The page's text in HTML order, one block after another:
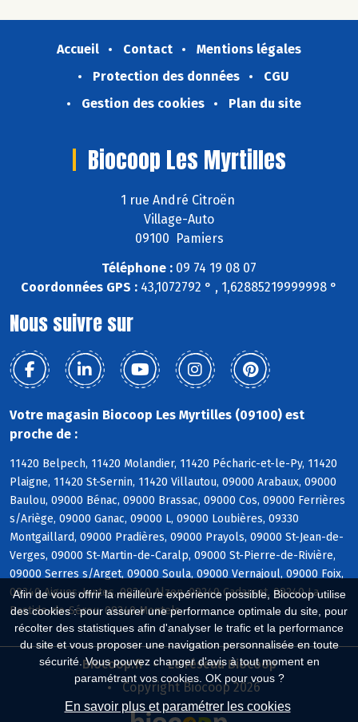
Afin de vous offrir la meilleure expérience possible, Biocoop utilise
des cookies : pour assurer une performance optimale du site, pour
récolter des statistiques afin d'analyser le trafic et la performance
du site et vous proposer une navigation personnalisée en toute
sécurité. Vous pouvez changer d'avis à tout moment en
paramétrant vos cookies. OK pour vous ?
En savoir plus et paramétrer les cookies
Accueil Contact
Mentions légales
Protection des données
CGU
Gestion des cookies
Plan du site
Biocoop Les Myrtilles
1 rue André Citroën
Village-Auto
09100 Pamiers
Téléphone : 09 74 19 08 07
Coordonnées GPS : 43,1072792 ° , 1,62885219999998 °
Nous suivre sur
Votre magasin Biocoop Les Myrtilles (09100) est
proche de :
11420 Belpech, 11420 Molandier, 11420 Pécharic-et-le-Py, 11420
Plaigne, 11420 St-Sernin, 11420 Villautou, 09000 Arabaux, 09000
Baulou, 09000 Bénac, 09000 Brassac, 09000 Cos, 09000 Ferrières
s/Ariège, 09000 Ganac, 09000 L, 09000 Loubières, 09330
Montgaillard, 09000 Pradières, 09000 Prayols, 09000 St-Jean-de-
Verges, 09000 St-Martin-de-Caralp, 09000 St-Pierre-de-Rivière,
09000 Serres s/Arget, 09000 Soula, 09000 Vernajoul, 09000 Foix,
09240 Aigues-Juntes, 09240 Alzen, 09240 Cadarcet, 09240 La
Bastide-de-Sérou, 09240 Montels
Biocoop.fr
Le réseau Biocoop
Copyright Biocoop 2026